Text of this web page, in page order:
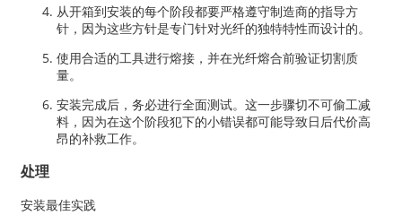
从开箱到安装的每个阶段都要严格遵守制造商的指导方
针，因为这些方针是专门针对光纤的独特特性而设计的。
使用合适的工具进行熔接，并在光纤熔合前验证切割质
量。
安装完成后，务必进行全面测试。这一步骤切不可偷工减
料，因为在这个阶段犯下的小错误都可能导致日后代价高
昂的补救工作。
处理
安装最佳实践